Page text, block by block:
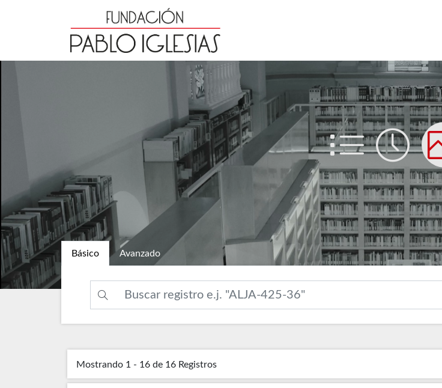
List Time
Básico Avanzado
Mostrando 1 - 16 de 16 Registros